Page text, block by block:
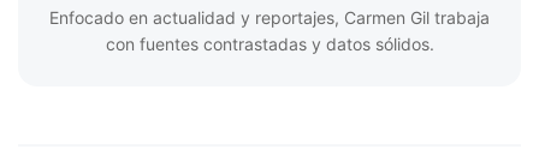
Enfocado en actualidad y reportajes, Carmen Gil trabaja
con fuentes contrastadas y datos sólidos.